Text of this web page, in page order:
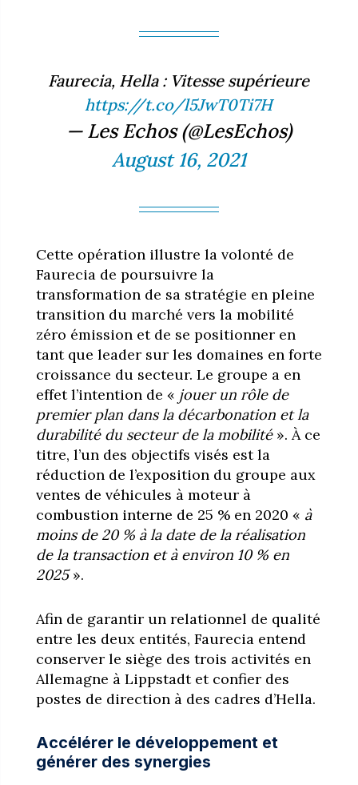
Faurecia, Hella : Vitesse supérieure
https://t.co/l5JwT0Ti7H
— Les Echos (@LesEchos)
August 16, 2021
Cette opération illustre la volonté de
Faurecia de poursuivre la
transformation de sa stratégie en pleine
transition du marché vers la mobilité
zéro émission et de se positionner en
tant que leader sur les domaines en forte
croissance du secteur. Le groupe a en
effet l’intention de « jouer un rôle de
premier plan dans la décarbonation et la
durabilité du secteur de la mobilité». À ce
titre, l’un des objectifs visés est la
réduction de l’exposition du groupe aux
ventes de véhicules à moteur à
combustion interne de 25 % en 2020 « à
moins de 20 % à la date de la réalisation
de la transaction et à environ 10 % en
2025».
Afin de garantir un relationnel de qualité
entre les deux entités, Faurecia entend
conserver le siège des trois activités en
Allemagne à Lippstadt et confier des
postes de direction à des cadres d’Hella.
Accélérer le développement et
générer des synergies